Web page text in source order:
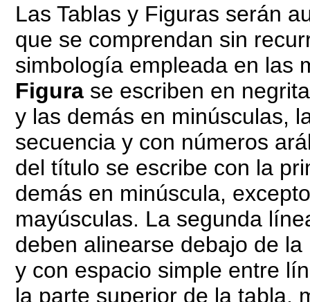
Las Tablas y Figuras serán
que se comprendan sin
simbología empleada en las
Figura se escriben en
y las demás en minúsculas,
secuencia y con números
del título se escribe con la
demás en minúscula,
mayúsculas. La segunda
deben alinearse debajo de
y con espacio simple entre
la parte superior de la tabla,